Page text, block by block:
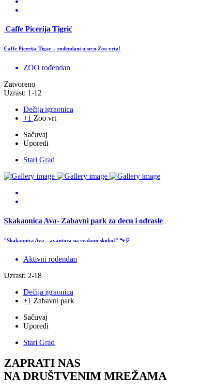
Caffe Picerija Tigrić
Caffe Picerija Tigar – rođendani u srcu Zoo vrta!
ZOO rođendan
Zatvoreno
Uzrast: 1-12
Dečija igraonica
+1 Zoo vrt
Sačuvaj
Uporedi
Stari Grad
Skakaonica Ava- Zabavni park za decu i odrasle
"Skakaonica Ava – avantura na svakom skoku!" 🐾🎈
Aktivni rođendan
Uzrast: 2-18
Dečija igraonica
+1 Zabavni park
Sačuvaj
Uporedi
Stari Grad
ZAPRATI NAS
NA DRUŠTVENIM MREŽAMA